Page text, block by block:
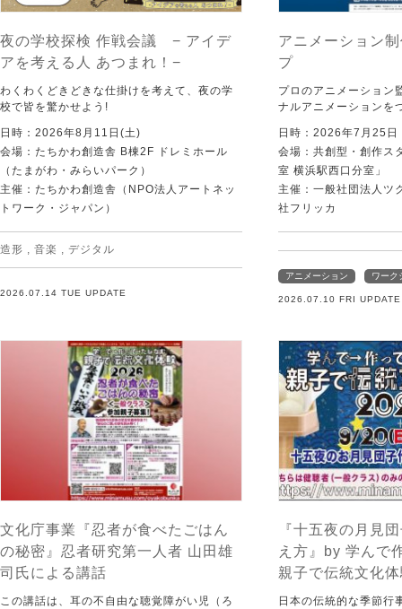
夜の学校探検 作戦会議 − アイデ
アを考える人 あつまれ！−
わくわくどきどきな仕掛けを考えて、夜の学
校で皆を驚かせよう!
日時：2026年8月11日(土)
会場：たちかわ創造舎 B棟2F ドレミホール
（たまがわ・みらいパーク）
主催：たちかわ創造舎（NPO法人アートネッ
トワーク・ジャパン）
造形 音楽 デジタル
2026.07.14 TUE UPDATE
アニメーション
プ
プロのアニメーション
ナルアニメーションを
日時：2026年7月25日
会場：共創型・創作ス
室 横浜駅西口分室」
主催：一般社団法人ツ
社フリッカ
アニメーション ワーク
2026.07.10 FRI UPDATE
文化庁事業『忍者が食べたごはん
の秘密』忍者研究第一人者 山田雄
司氏による講話
この講話は、耳の不自由な聴覚障がい児（ろ
『十五夜の月見
え方』by 学んで
親子で伝統文化
日本の伝統的な季節行